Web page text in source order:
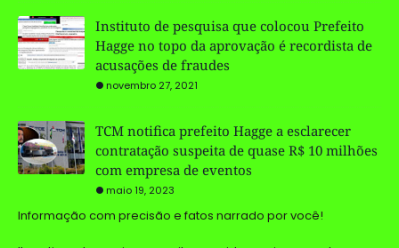
Instituto de pesquisa que colocou Prefeito
Hagge no topo da aprovação é recordista de
acusações de fraudes
novembro 27, 2021
TCM notifica prefeito Hagge a esclarecer
contratação suspeita de quase R$ 10 milhões
com empresa de eventos
maio 19, 2023
Informação com precisão e fatos narrado por você!